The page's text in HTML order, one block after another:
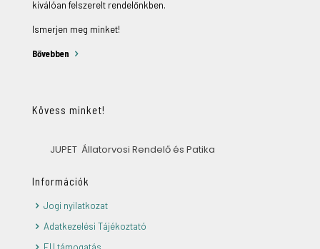
kiválóan felszerelt rendelőnkben.
Ismerjen meg minket!
Bővebben
Kövess minket!
JUPET Állatorvosi Rendelő és Patika
Információk
Jogi nyilatkozat
Adatkezelési Tájékoztató
EU támogatás